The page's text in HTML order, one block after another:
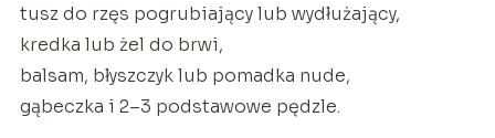
tusz do rzęs pogrubiający lub wydłużający,
kredka lub żel do brwi,
balsam, błyszczyk lub pomadka nude,
gąbeczka i 2–3 podstawowe pędzle.